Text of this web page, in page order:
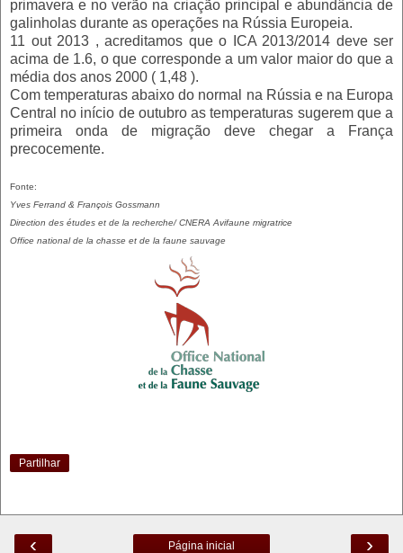
primavera e no verão na criação principal e abundância de
galinholas durante as operações na Rússia Europeia.
11 out 2013 , acreditamos que o ICA 2013/2014 deve ser
acima de 1.6, o que corresponde a um valor maior do que a
média dos anos 2000 ( 1,48 ).
Com temperaturas abaixo do normal na Rússia e na Europa
Central no início de outubro as temperaturas sugerem que a
primeira onda de migração deve chegar a França
precocemente.
Fonte:
Yves Ferrand & François Gossmann
Direction des études et de la recherche/ CNERA Avifaune migratrice
Office national de la chasse et de la faune sauvage
Partilhar
‹ ›
Página inicial